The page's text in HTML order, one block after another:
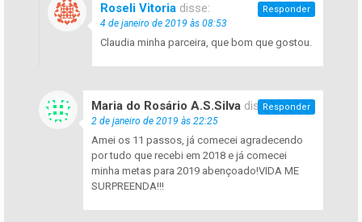
Roseli Vitoria disse:
4 de janeiro de 2019 às 08:53
Claudia minha parceira, que bom que gostou.
Responder
Maria do Rosário A.S.Silva disse:
2 de janeiro de 2019 às 22:25
Amei os 11 passos, já comecei agradecendo
por tudo que recebi em 2018 e já comecei
minha metas para 2019 abençoado!VIDA ME
SURPREENDA!!!
Responder